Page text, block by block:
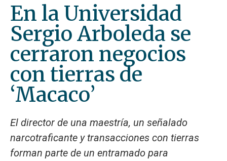
En la Universidad
Sergio Arboleda se
cerraron negocios
con tierras de
‘Macaco’
El director de una maestría, un señalado
narcotraficante y transacciones con tierras
forman parte de un entramado para